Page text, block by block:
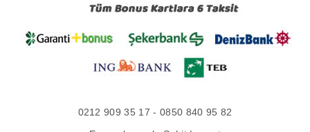
0212 909 35 17 - 0850 840 95 82